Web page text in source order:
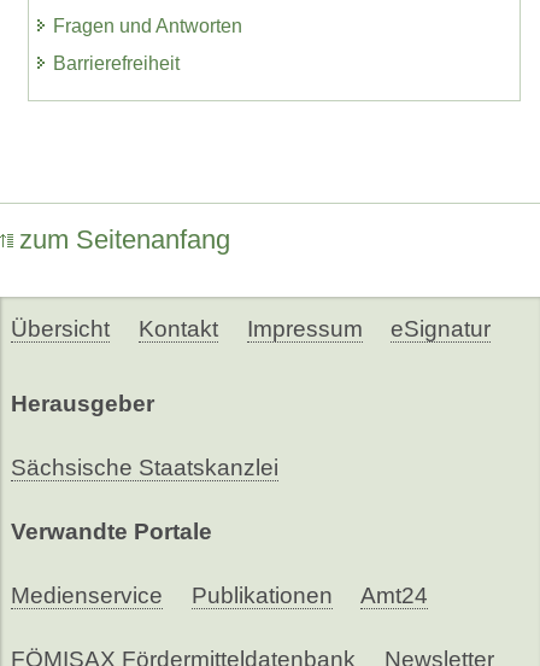
Fragen und Antworten
Barrierefreiheit
zum Seitenanfang
Übersicht Kontakt Impressum eSignatur
Herausgeber
Sächsische Staatskanzlei
Verwandte Portale
Medienservice Publikationen Amt24
FÖMISAX Fördermitteldatenbank Newsletter